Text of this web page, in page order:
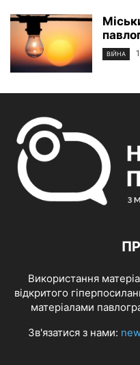
ВІЙНА
Використання
відкритого
матеріалами
Зв'язатися з нами: